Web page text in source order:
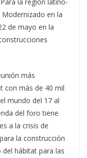
en la
de mayo en la
más
con más de 40 mil
mundo del 17 al
del foro tiene
a la crisis de
la construcción
hábitat para las